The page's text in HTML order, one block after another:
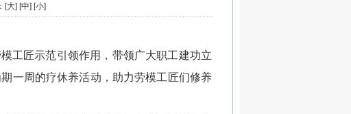
[大] [中] [小]
工匠示范引领作用，带领广大职工建功立
一周的疗休养活动，助力劳模工匠们修养